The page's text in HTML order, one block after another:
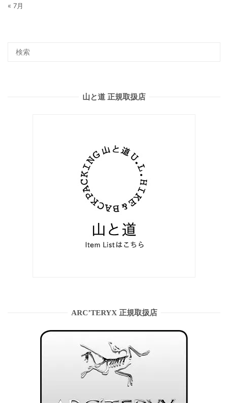
« 7月
山と道 正規取扱店
ARC’TERYX 正規取扱店